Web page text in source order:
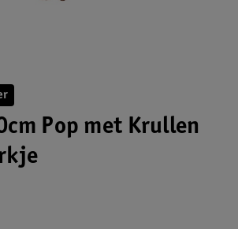
Pop met Krullen